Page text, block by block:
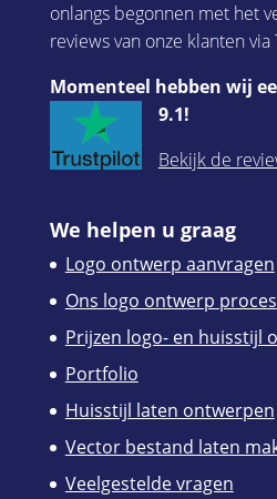
onlangs begonnen met het
reviews van onze klanten via
Momenteel hebben wij
9.1!
Bekijk de
We helpen u graag
Logo ontwerp aanvragen
Ons logo ontwerp proces
Prijzen logo- en huisstijl
Portfolio
Huisstijl laten ontwerpen
Vector bestand laten
Veelgestelde vragen